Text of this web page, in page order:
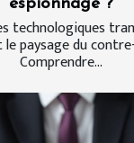
espionnage ?
technologiques
paysage du
Comprendre...